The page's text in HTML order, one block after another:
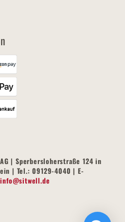
AG | Sperbersloherstraße 124 in
| Tel.: 09129-4040 | E-
info@sitwell.de